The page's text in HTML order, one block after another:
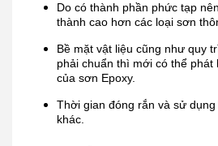
Do có thành phần phức tạp
thành cao hơn các loại sơn
Bề mặt vật liệu cũng như quy
phải chuẩn thì mới có thể phát
của sơn Epoxy.
Thời gian đóng rắn và sử
khác.